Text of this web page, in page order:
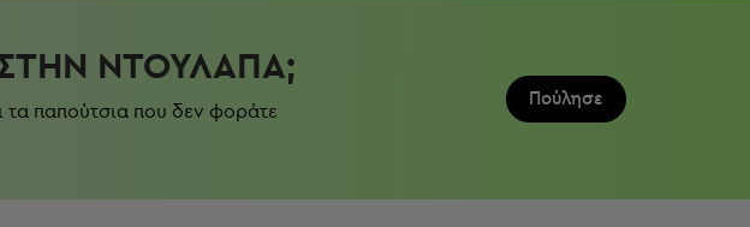
ΝΤΟΥΛΆΠΑ;
τα παπούτσια που δεν φοράτε
Πούλησε